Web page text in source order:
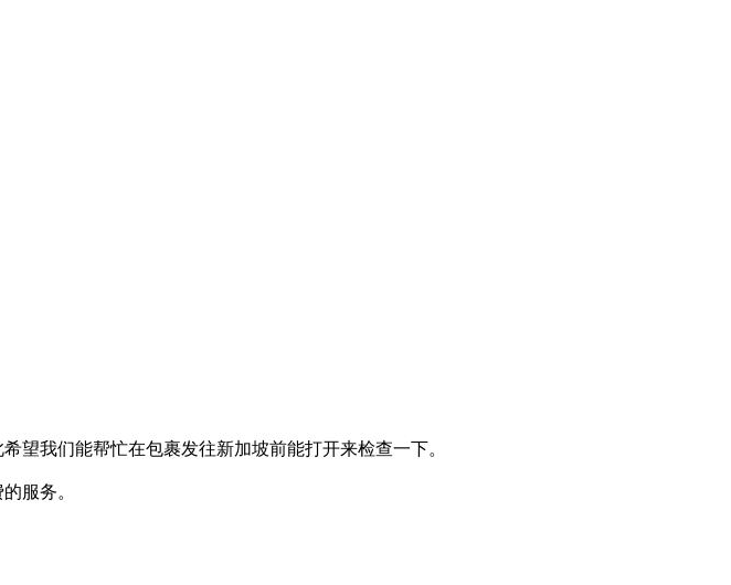
望我们能帮忙在包裹发往新加坡前能打开来检查一下。
服务。